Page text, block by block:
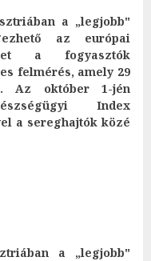
a „legjobb"
az európai
a fogyasztók
felmérés, amely 29
Az október 1-jén
Index
a sereghajtók közé
a „legjobb"